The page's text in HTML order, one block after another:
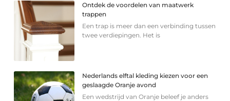
Ontdek de voordelen van maatwerk
trappen
Een trap is meer dan een verbinding tussen
twee verdiepingen. Het is
Nederlands elftal kleding kiezen voor een
geslaagde Oranje avond
Een wedstrijd van Oranje beleef je anders